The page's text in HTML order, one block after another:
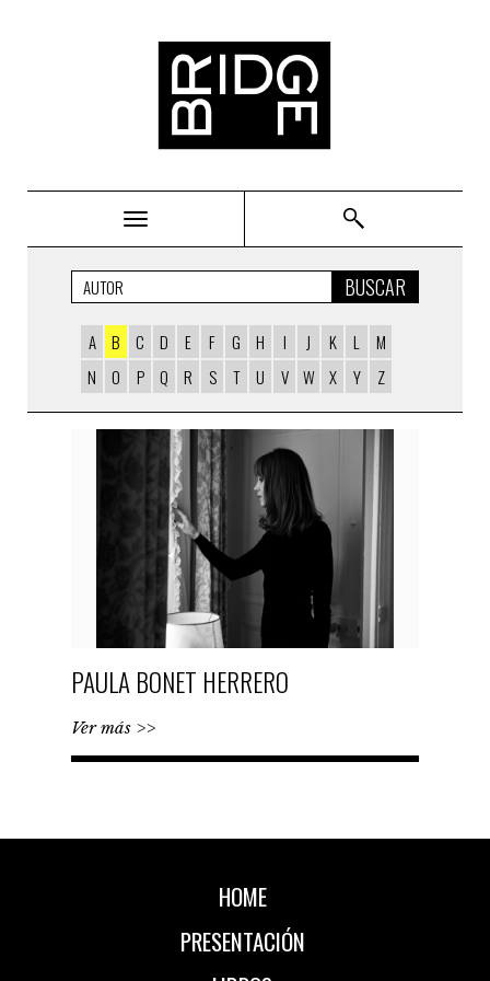
BUSCAR
A B C D E F G H I J K L
M
N
O P Q R S T U V W X Y Z
AUTORS
PAULA BONET HERRERO
Ver más >>
HOME
PRESENTACIÓN